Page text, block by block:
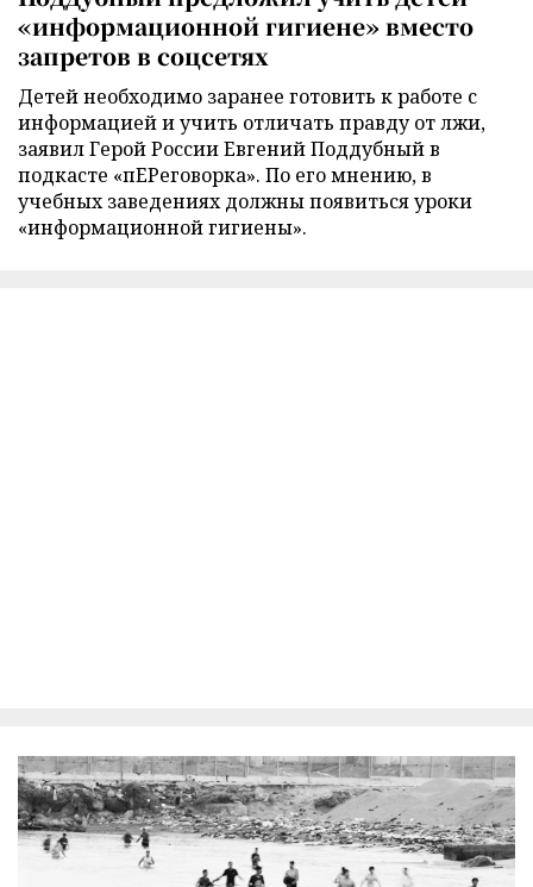
«информационной гигиене» вместо
запретов в соцсетях
Детей необходимо заранее готовить к работе с
информацией и учить отличать правду от лжи,
заявил Герой России Евгений Поддубный в
подкасте «пЕРеговорка». По его мнению, в
учебных заведениях должны появиться уроки
«информационной гигиены».